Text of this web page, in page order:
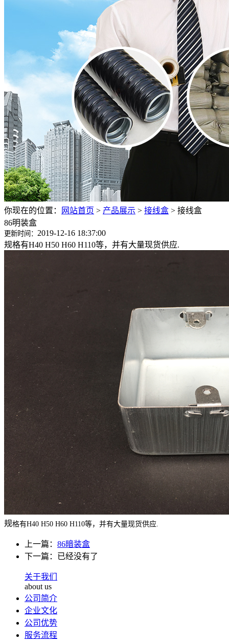
你现在的位置： 网站首页 > 产品展示 > 接线盒 > 接线盒
86明装盒
更新时间： 2019-12-16 18:37:00
规格有H40 H50 H60 H110等，并有大量现货供应.
规格有H40 H50 H60 H110等，并有大量现货供应.
上一篇： 86暗装盒
下一篇：已经没有了
关于我们
about us
公司简介
企业文化
公司优势
服务流程